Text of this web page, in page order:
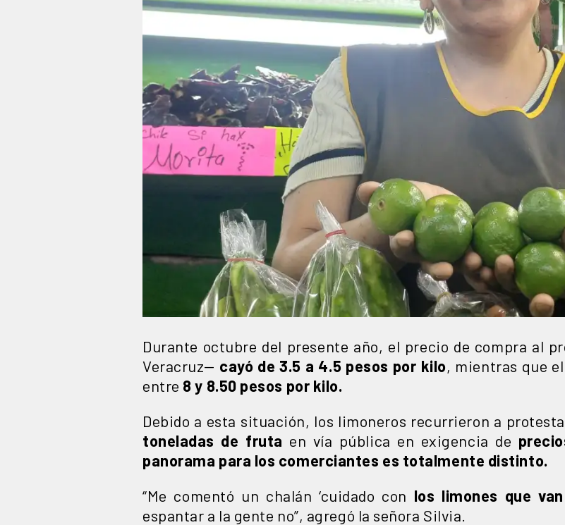
Durante octubre del presente año, el precio de compra al
Veracruz— cayó de 3.5 a 4.5 pesos por kilo, mientras que
entre 8 y 8.50 pesos por kilo.
Debido a esta situación, los limoneros recurrieron a
toneladas de fruta en vía pública en exigencia de
panorama para los comerciantes es totalmente distinto.
“Me comentó un chalán ‘cuidado con los limones que
espantar a la gente no”, agregó la señora Silvia.